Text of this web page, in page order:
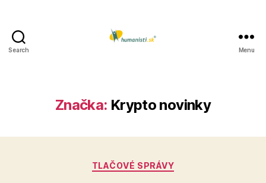
Search Menu
Značka: Krypto novinky
Kategórie
TLAČOVÉ SPRÁVY